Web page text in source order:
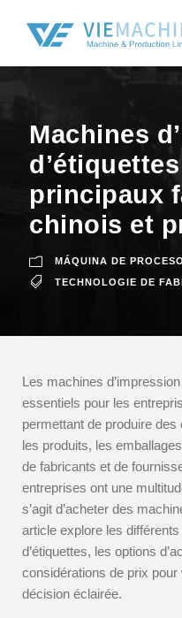
Machines
principaux
chinois et
MÁQUINA DE
TECHNOLOGIE DE
Les machines
essentiels pour les
permettant de produire
les produits, les
de fabricants et de
entreprises ont une
s’agit d’acheter des
article explore les
d’étiquettes, les options
considérations de prix
décision éclairée.